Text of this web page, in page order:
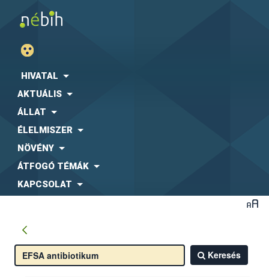
HIVATAL
AKTUÁLIS
ÁLLAT
ÉLELMISZER
NÖVÉNY
ÁTFOGÓ TÉMÁK
KAPCSOLAT
Keresés